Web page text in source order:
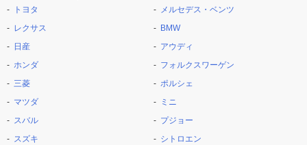
トヨタ
レクサス
日産
ホンダ
三菱
マツダ
スバル
スズキ
メルセデス・ベンツ
BMW
アウディ
フォルクスワーゲン
ポルシェ
ミニ
プジョー
シトロエン